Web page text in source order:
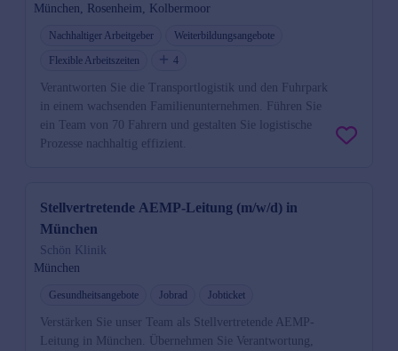
München, Rosenheim, Kolbermoor
Nachhaltiger Arbeitgeber
Weiterbildungsangebote
Flexible Arbeitszeiten
4
Verantworten Sie die Transportlogistik und den Fuhrpark
in einem wachsenden Familienunternehmen. Führen Sie
ein Team von 70 Fahrern und gestalten Sie logistische
Prozesse nachhaltig effizient.
Stellvertretende AEMP-Leitung (m/w/d) in
München
Schön Klinik
München
Gesundheitsangebote Jobrad Jobticket
Verstärken Sie unser Team als Stellvertretende AEMP-
Leitung in München. Übernehmen Sie Verantwortung,